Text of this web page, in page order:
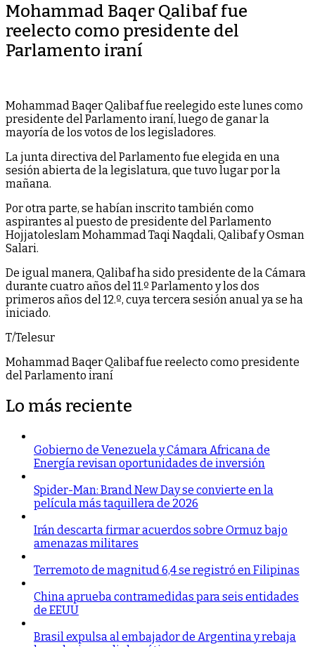
Mohammad Baqer Qalibaf fue
reelecto como presidente del
Parlamento iraní
Mohammad Baqer Qalibaf fue reelegido este lunes como
presidente del Parlamento iraní, luego de ganar la
mayoría de los votos de los legisladores.
La junta directiva del Parlamento fue elegida en una
sesión abierta de la legislatura, que tuvo lugar por la
mañana.
Por otra parte, se habían inscrito también como
aspirantes al puesto de presidente del Parlamento
Hojjatoleslam Mohammad Taqi Naqdali, Qalibaf y Osman
Salari.
De igual manera, Qalibaf ha sido presidente de la Cámara
durante cuatro años del 11.º Parlamento y los dos
primeros años del 12.º, cuya tercera sesión anual ya se ha
iniciado.
T/Telesur
Mohammad Baqer Qalibaf fue reelecto como presidente
del Parlamento iraní
Lo más reciente
Gobierno de Venezuela y Cámara Africana de
Energía revisan oportunidades de inversión
Spider-Man: Brand New Day se convierte en la
película más taquillera de 2026
Irán descarta firmar acuerdos sobre Ormuz bajo
amenazas militares
Terremoto de magnitud 6,4 se registró en Filipinas
China aprueba contramedidas para seis entidades
de EEUU
Brasil expulsa al embajador de Argentina y rebaja